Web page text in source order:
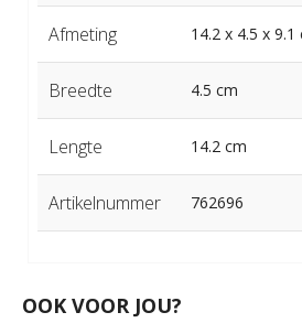
Afmeting 14.2 x 4.5 x 9.1
Breedte 4.5 cm
Lengte 14.2 cm
Artikelnummer 762696
OOK VOOR JOU?